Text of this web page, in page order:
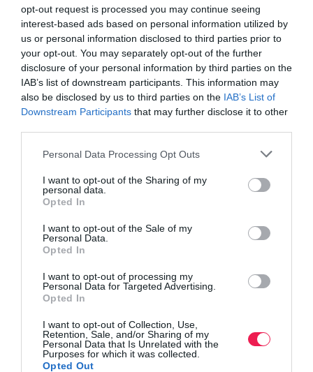
opt-out request is processed you may continue seeing
interest-based ads based on personal information utilized by
us or personal information disclosed to third parties prior to
your opt-out. You may separately opt-out of the further
disclosure of your personal information by third parties on the
IAB’s list of downstream participants. This information may
also be disclosed by us to third parties on the IAB’s List of
Downstream Participants that may further disclose it to other
Personal Data Processing Opt Outs
I want to opt-out of the Sharing of my
personal data.
Opted In
I want to opt-out of the Sale of my
Personal Data.
Opted In
I want to opt-out of processing my
Personal Data for Targeted Advertising.
Opted In
I want to opt-out of Collection, Use,
Retention, Sale, and/or Sharing of my
Personal Data that Is Unrelated with the
Purposes for which it was collected.
Opted Out